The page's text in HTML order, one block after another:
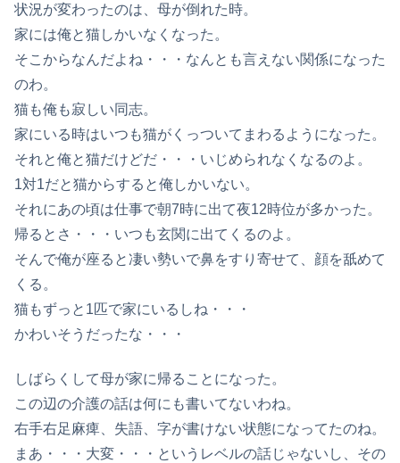
状況が変わったのは、母が倒れた時。
家には俺と猫しかいなくなった。
そこからなんだよね・・・なんとも言えない関係になった
のわ。
猫も俺も寂しい同志。
家にいる時はいつも猫がくっついてまわるようになった。
それと俺と猫だけどだ・・・いじめられなくなるのよ。
1対1だと猫からすると俺しかいない。
それにあの頃は仕事で朝7時に出て夜12時位が多かった。
帰るとさ・・・いつも玄関に出てくるのよ。
そんで俺が座ると凄い勢いで鼻をすり寄せて、顔を舐めて
くる。
猫もずっと1匹で家にいるしね・・・
かわいそうだったな・・・
しばらくして母が家に帰ることになった。
この辺の介護の話は何にも書いてないわね。
右手右足麻痺、失語、字が書けない状態になってたのね。
まあ・・・大変・・・というレベルの話じゃないし、その